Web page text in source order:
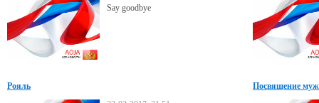
Say goodbye
Рояль
Посвящение